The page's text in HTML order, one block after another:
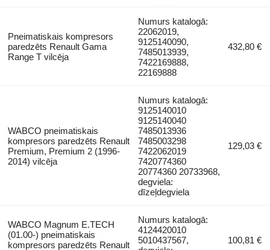
Pneimatiskais kompresors
paredzēts Renault Gama
Range T vilcēja
Numurs katalogā:
22062019,
9125140090,
7485013939,
7422169888,
22169888
432,80 €
WABCO pneimatiskais
kompresors paredzēts Renault
Premium, Premium 2 (1996-
2014) vilcēja
Numurs katalogā:
9125140010
9125140040
7485013936
7485003298
7422062019
7420774360
20774360 20733968,
degviela:
dīzeļdegviela
129,03 €
WABCO Magnum E.TECH
(01.00-) pneimatiskais
kompresors paredzēts Renault
Numurs katalogā:
4124420010
5010437567,
100,81 €